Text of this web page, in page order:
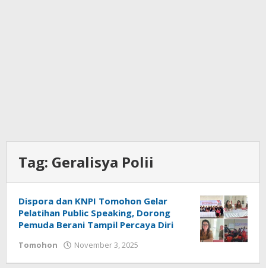
Tag: Geralisya Polii
Dispora dan KNPI Tomohon Gelar
Pelatihan Public Speaking, Dorong
Pemuda Berani Tampil Percaya Diri
Tomohon November 3, 2025